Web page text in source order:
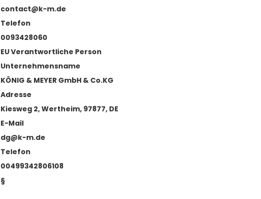
contact@k-m.de
Telefon
0093428060
EU Verantwortliche Person
Unternehmensname
KÖNIG & MEYER GmbH & Co.KG
Adresse
Kiesweg 2, Wertheim, 97877, DE
E-Mail
dg@k-m.de
Telefon
00499342806108
§